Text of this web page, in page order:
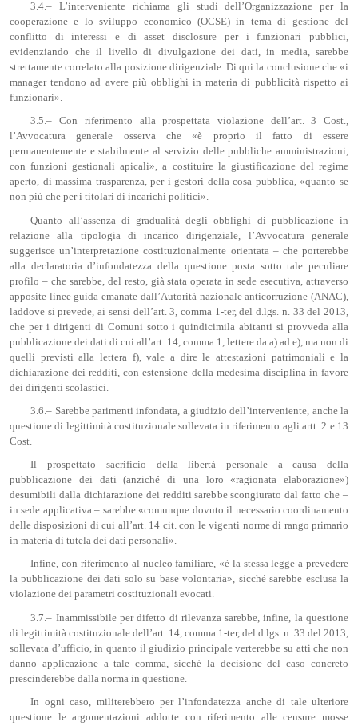
3.4.– L’interveniente richiama gli studi dell’Organizzazione per la
cooperazione e lo sviluppo economico (OCSE) in tema di gestione del
conflitto di interessi e di asset disclosure per i funzionari pubblici,
evidenziando che il livello di divulgazione dei dati, in media, sarebbe
strettamente correlato alla posizione dirigenziale. Di qui la conclusione che «i
manager tendono ad avere più obblighi in materia di pubblicità rispetto ai
funzionari».
3.5.– Con riferimento alla prospettata violazione dell’art. 3 Cost.,
l’Avvocatura generale osserva che «è proprio il fatto di essere
permanentemente e stabilmente al servizio delle pubbliche amministrazioni,
con funzioni gestionali apicali», a costituire la giustificazione del regime
aperto, di massima trasparenza, per i gestori della cosa pubblica, «quanto se
non più che per i titolari di incarichi politici».
Quanto all’assenza di gradualità degli obblighi di pubblicazione in
relazione alla tipologia di incarico dirigenziale, l’Avvocatura generale
suggerisce un’interpretazione costituzionalmente orientata – che porterebbe
alla declaratoria d’infondatezza della questione posta sotto tale peculiare
profilo – che sarebbe, del resto, già stata operata in sede esecutiva, attraverso
apposite linee guida emanate dall’Autorità nazionale anticorruzione (ANAC),
laddove si prevede, ai sensi dell’art. 3, comma 1-ter, del d.lgs. n. 33 del 2013,
che per i dirigenti di Comuni sotto i quindicimila abitanti si provveda alla
pubblicazione dei dati di cui all’art. 14, comma 1, lettere da a) ad e), ma non di
quelli previsti alla lettera f), vale a dire le attestazioni patrimoniali e la
dichiarazione dei redditi, con estensione della medesima disciplina in favore
dei dirigenti scolastici.
3.6.– Sarebbe parimenti infondata, a giudizio dell’interveniente, anche la
questione di legittimità costituzionale sollevata in riferimento agli artt. 2 e 13
Cost.
Il prospettato sacrificio della libertà personale a causa della
pubblicazione dei dati (anziché di una loro «ragionata elaborazione»)
desumibili dalla dichiarazione dei redditi sarebbe scongiurato dal fatto che –
in sede applicativa – sarebbe «comunque dovuto il necessario coordinamento
delle disposizioni di cui all’art. 14 cit. con le vigenti norme di rango primario
in materia di tutela dei dati personali».
Infine, con riferimento al nucleo familiare, «è la stessa legge a prevedere
la pubblicazione dei dati solo su base volontaria», sicché sarebbe esclusa la
violazione dei parametri costituzionali evocati.
3.7.– Inammissibile per difetto di rilevanza sarebbe, infine, la questione
di legittimità costituzionale dell’art. 14, comma 1-ter, del d.lgs. n. 33 del 2013,
sollevata d’ufficio, in quanto il giudizio principale verterebbe su atti che non
danno applicazione a tale comma, sicché la decisione del caso concreto
prescinderebbe dalla norma in questione.
In ogni caso, militerebbero per l’infondatezza anche di tale ulteriore
questione le argomentazioni addotte con riferimento alle censure mosse